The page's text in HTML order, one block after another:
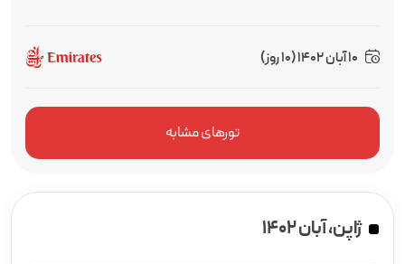
10 آبان 1402 (10 روز)
تورهای مشابه
ژاپن، آبان ۱۴۰۲